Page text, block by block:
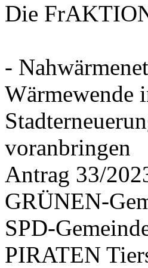
Die
-
Wärmewende
voranbringen
Antrag 33/
GRÜNEN-
SPD-
PIRATEN